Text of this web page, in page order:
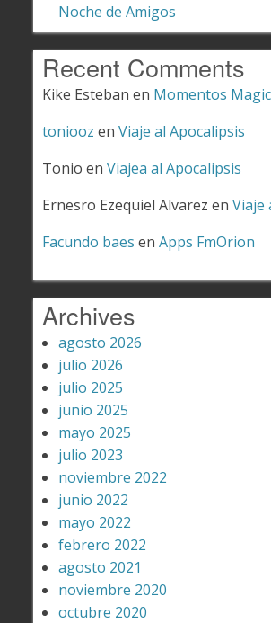
Noche de Amigos
Recent Comments
Kike Esteban en Momentos
toniooz enViaje al Apocalipsis
Tonio enViajea al Apocalipsis
Ernesro Ezequiel Alvarez enViaje
Facundo baes enApps FmOrion
Archives
agosto 2026
julio 2026
julio 2025
junio 2025
mayo 2025
julio 2023
noviembre 2022
junio 2022
mayo 2022
febrero 2022
agosto 2021
noviembre 2020
octubre 2020